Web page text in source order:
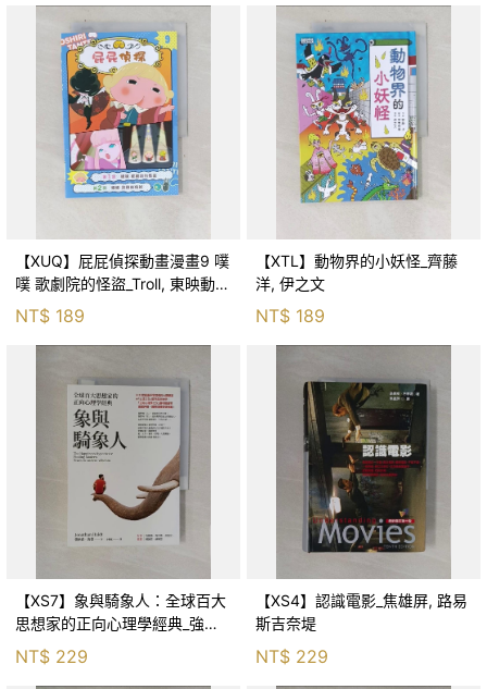
【XUQ】屁屁偵探動畫漫畫9 噗
噗 歌劇院的怪盜_Troll, 東映動畫
株式會社, 張東君
NT$ 189
【XTL】動物界的小妖怪_齊藤
洋, 伊之文
NT$ 189
【XS7】象與騎象人：全球百大
思想家的正向心理學經典_強納
NT$ 229
【XS4】認識電影_焦雄屏, 路易
斯吉奈堤
NT$ 229